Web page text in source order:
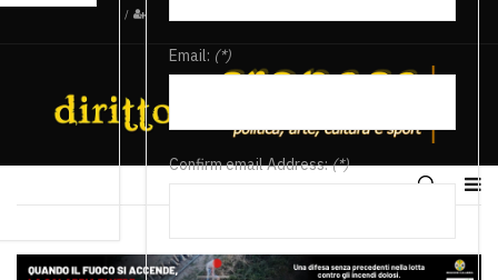
/
Email: (*)
Confirm email Address:(*)